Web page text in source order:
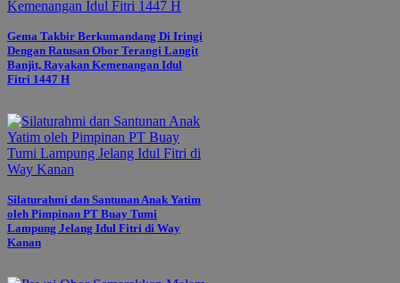
Gema Takbir Berkumandang Di Iringi
Dengan Ratusan Obor Terangi Langit
Banjit, Rayakan Kemenangan Idul
Fitri 1447 H
Silaturahmi dan Santunan Anak Yatim
oleh Pimpinan PT Buay Tumi
Lampung Jelang Idul Fitri di Way
Kanan